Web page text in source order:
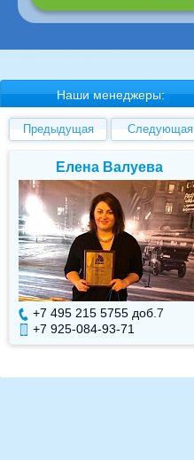
Наши менеджеры:
Предыдущая Следующая
Елена Валуева
+7 495 215 5755 доб. 7
+7 925-084-93-71